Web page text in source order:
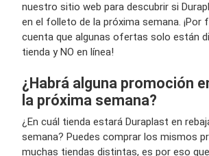
nuestro sitio web para descubrir si
en el folleto de la próxima semana. ¡Por
cuenta que algunas ofertas solo están
tienda y NO en línea!
¿Habrá alguna promoción
la próxima semana?
¿En cuál tienda estará Duraplast en
semana? Puedes comprar los mismos
muchas tiendas distintas, es por eso